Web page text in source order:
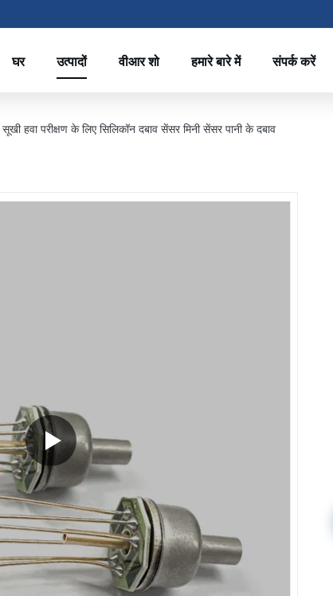
घर उत्पादों वीआर शो हमारे बारे में संपर्क करें
हवा परीक्षण के लिए सिलिकॉन दबाव सेंसर मिनी सेंसर पानी के दबाव